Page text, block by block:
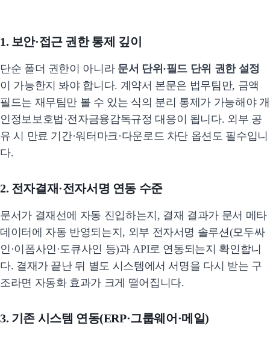
1. 보안·접근 권한 통제 깊이
단순 폴더 권한이 아니라 문서 단위·필드 단위 권한 설정
이 가능한지 봐야 합니다. 계약서 본문은 법무팀만, 금액
필드는 재무팀만 볼 수 있는 식의 분리 통제가 가능해야 개
인정보보호법·전자금융감독규정 대응이 됩니다. 외부 공
유 시 만료 기간·워터마크·다운로드 차단 옵션도 필수입니
다.
2. 전자결재·전자서명 연동 수준
문서가 결재선에 자동 진입하는지, 결재 결과가 문서 메타
데이터에 자동 반영되는지, 외부 전자서명 솔루션(모두싸
인·이폼사인·도큐사인 등)과 API로 연동되는지 확인합니
다. 결재가 끝난 뒤 별도 시스템에서 서명을 다시 받는 구
조라면 자동화 효과가 크게 떨어집니다.
3. 기존 시스템 연동(ERP·그룹웨어·메일)